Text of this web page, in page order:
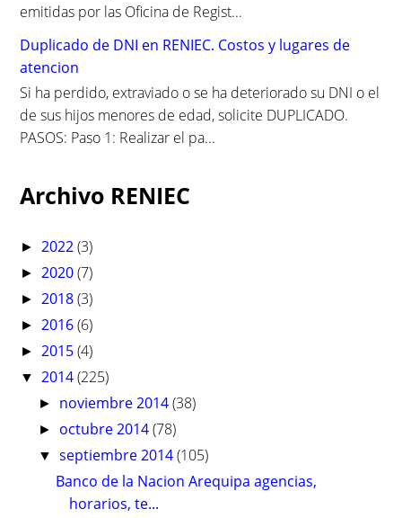
emitidas por las Oficina de Regist...
Duplicado de DNI en RENIEC. Costos y lugares de
atencion
Si ha perdido, extraviado o se ha deteriorado su DNI o el
de sus hijos menores de edad, solicite DUPLICADO.
PASOS: Paso 1: Realizar el pa...
Archivo RENIEC
► 2022(3)
► 2020(7)
► 2018(3)
► 2016(6)
► 2015(4)
▼ 2014(225)
► noviembre 2014(38)
► octubre 2014(78)
▼ septiembre 2014(105)
Banco de la Nacion Arequipa agencias,
horarios, te...